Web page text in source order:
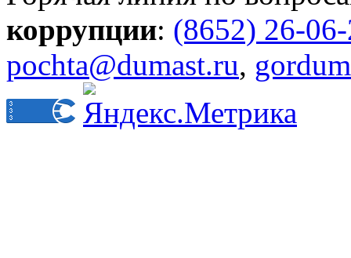
коррупции: (8652) 26-
pochta@dumast.ru,